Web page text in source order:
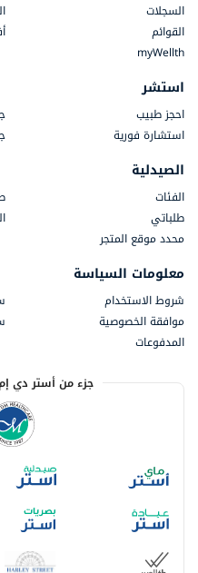
السجلات
القوائم
myWellth
استشر
احجز طبيب
استشارة فورية
الصيدلية
الفئات
طلباتي
محدد موقع المتجر
معلومات السياسة
شروط الاستخدام
موافقة الخصوصية
المدفوعات
جزء من أستر دي